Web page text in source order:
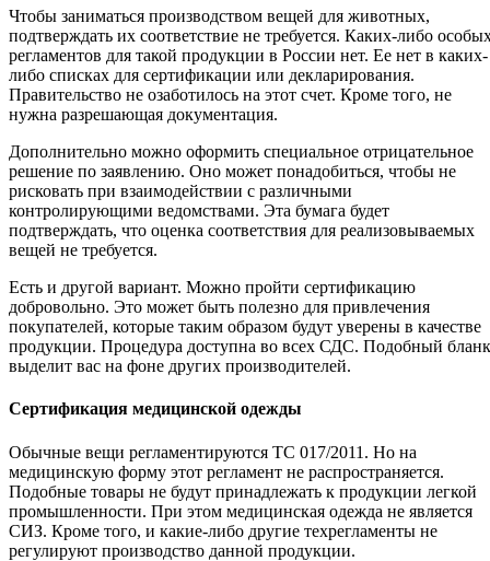
Чтобы заниматься производством вещей для животных,
подтверждать их соответствие не требуется. Каких-либо
регламентов для такой продукции в России нет. Ее нет в каких-
либо списках для сертификации или декларирования.
Правительство не озаботилось на этот счет. Кроме того, не
нужна разрешающая документация.
Дополнительно можно оформить специальное отрицательное
решение по заявлению. Оно может понадобиться, чтобы не
рисковать при взаимодействии с различными
контролирующими ведомствами. Эта бумага будет
подтверждать, что оценка соответствия для реализовываемых
вещей не требуется.
Есть и другой вариант. Можно пройти сертификацию
добровольно. Это может быть полезно для привлечения
покупателей, которые таким образом будут уверены в качестве
продукции. Процедура доступна во всех СДС. Подобный бланк
выделит вас на фоне других производителей.
Сертификация медицинской одежды
Обычные вещи регламентируются ТС 017/2011. Но на
медицинскую форму этот регламент не распространяется.
Подобные товары не будут принадлежать к продукции легкой
промышленности. При этом медицинская одежда не является
СИЗ. Кроме того, и какие-либо другие техрегламенты не
регулируют производство данной продукции.